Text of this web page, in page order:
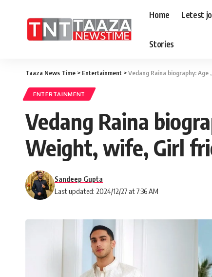
Home Letest
Stories
Taaza News Time > Entertainment >Vedang Raina biography:
ENTERTAINMENT
Vedang Raina
Weight, wife, Girl
Last updated: 2024/12/27 at 7:36 AM
Sandeep Gupta